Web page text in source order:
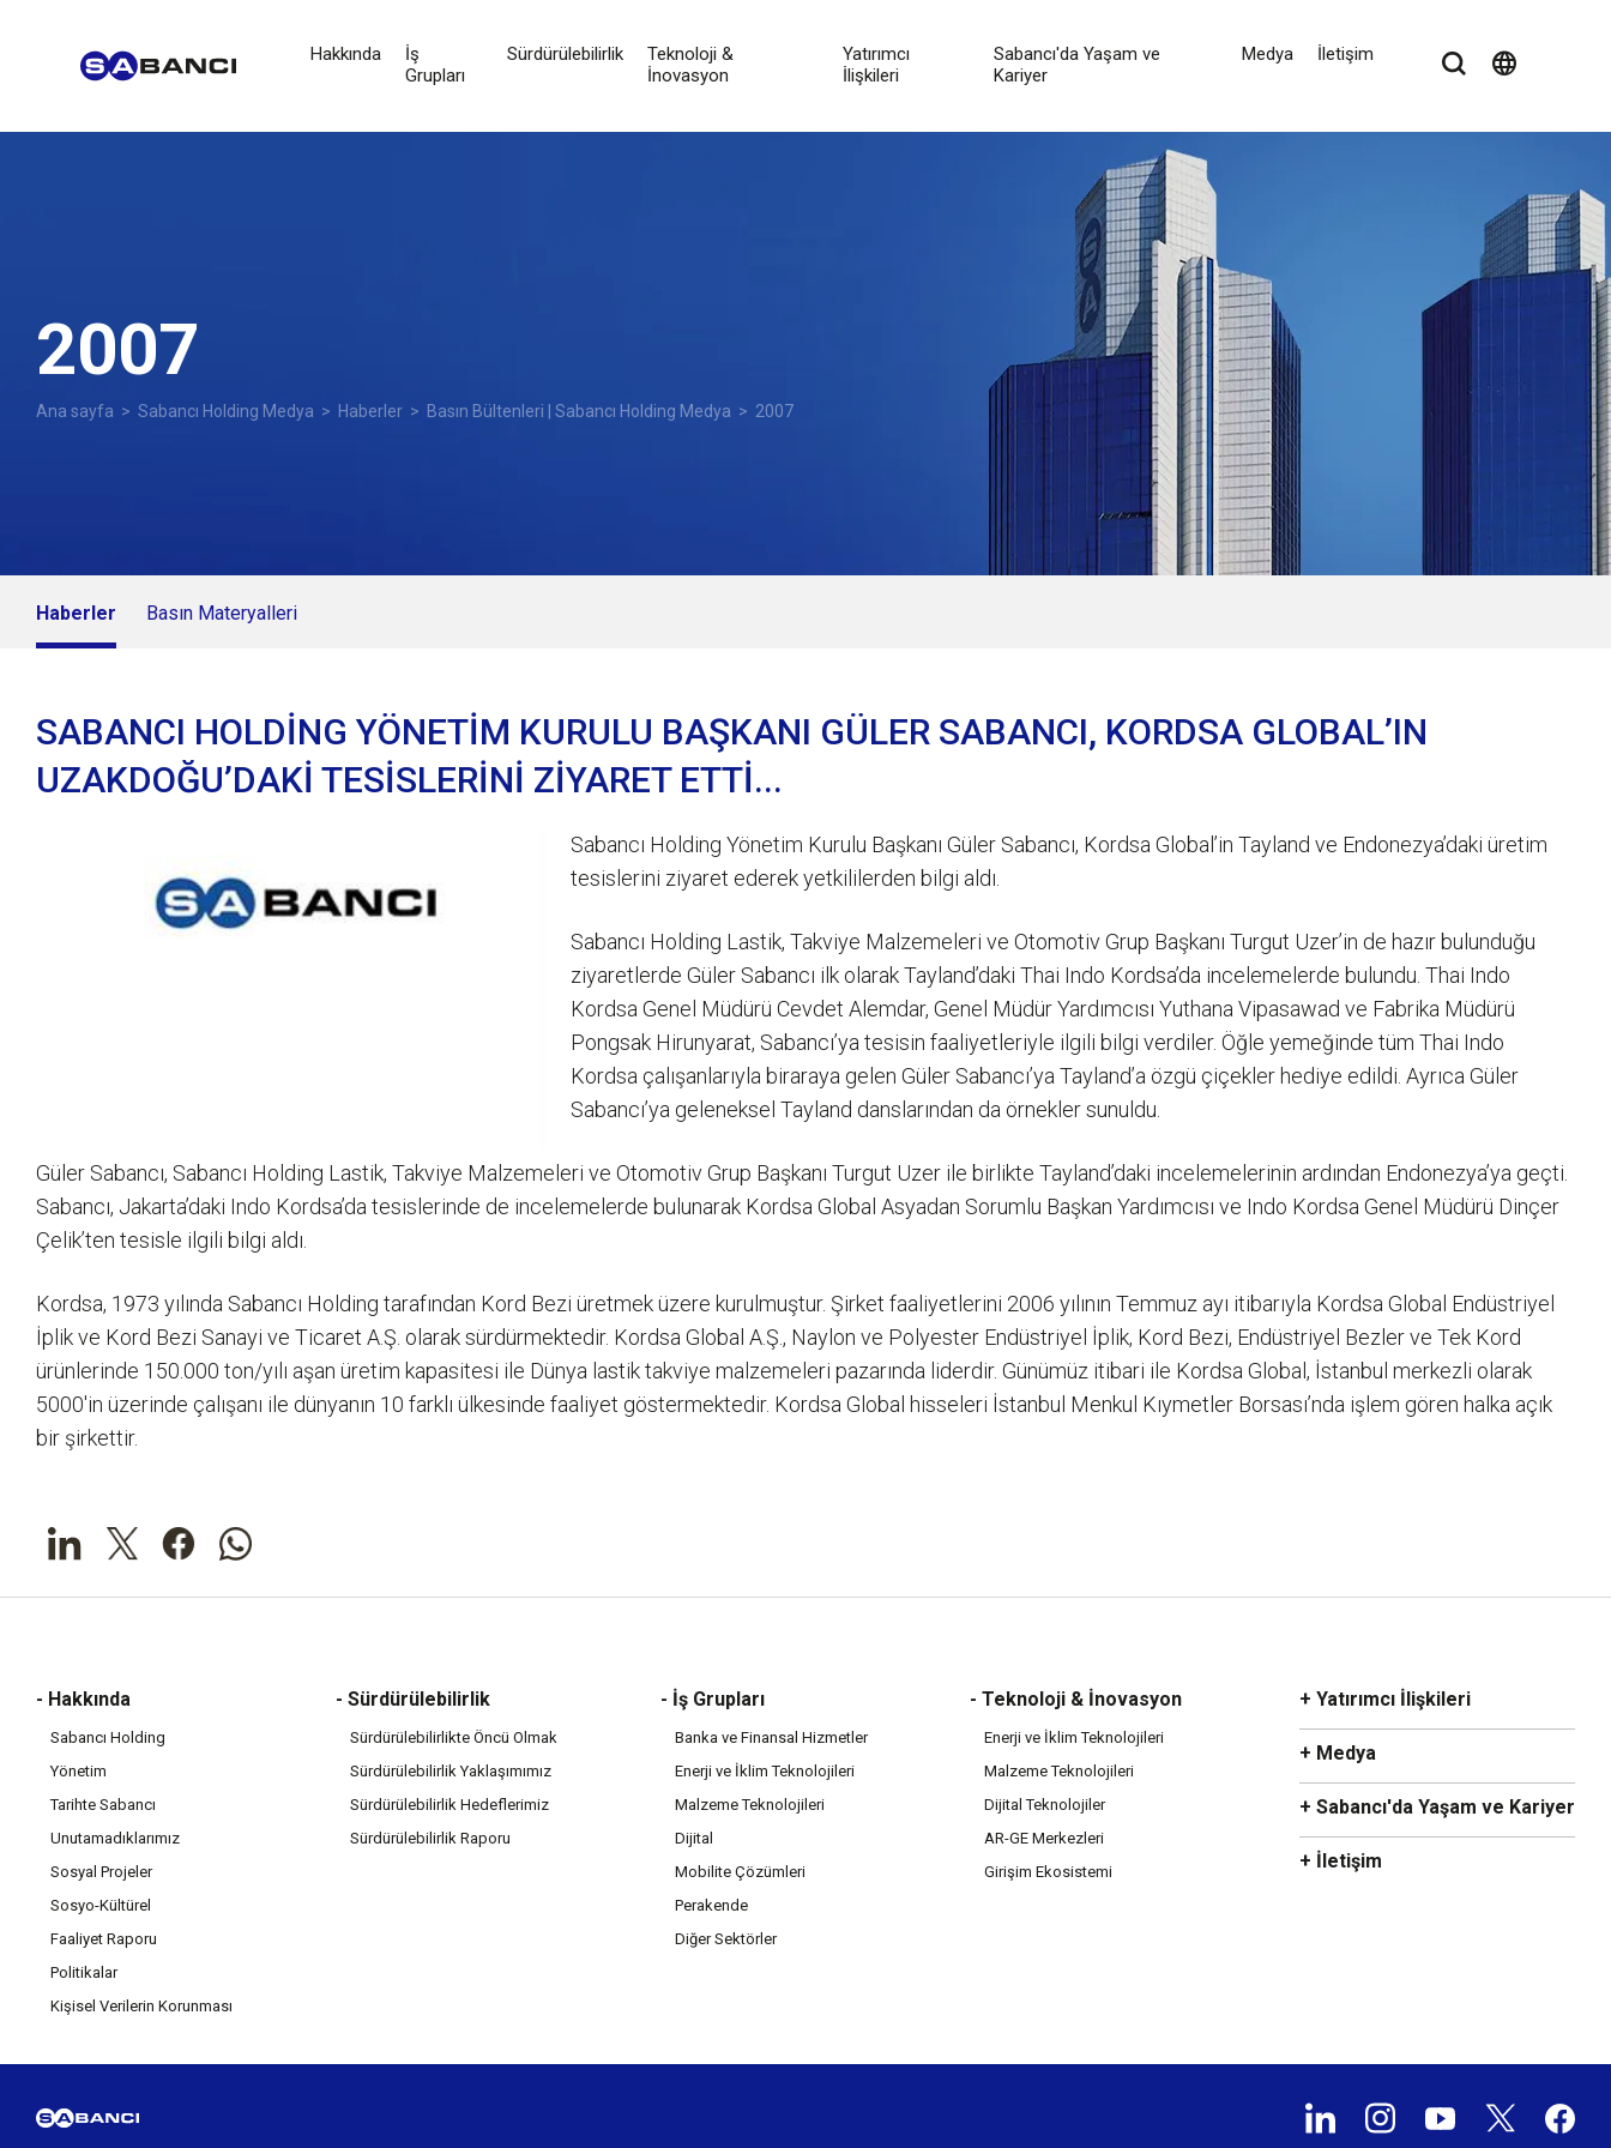
Hakkında
İş
Grupları
Sürdürülebilirlik
Teknoloji &
İnovasyon
Yatırımcı
İlişkileri
Sabancı'da Yaşam ve
Kariyer
Medya İletişim language
2007
Ana sayfa > Sabancı Holding Medya > Haberler > Basın Bültenleri | Sabancı Holding Medya > 2007
Haberler Basın Materyalleri
SABANCI HOLDİNG YÖNETİM KURULU BAŞKANI GÜLER SABANCI, KORDSA GLOBAL’IN
UZAKDOĞU’DAKİ TESİSLERİNİ ZİYARET ETTİ...
Sabancı Holding Yönetim Kurulu Başkanı Güler Sabancı, Kordsa Global’in Tayland ve Endonezya’daki üretim
tesislerini ziyaret ederek yetkililerden bilgi aldı.
Sabancı Holding Lastik, Takviye Malzemeleri ve Otomotiv Grup Başkanı Turgut Uzer’in de hazır bulunduğu
ziyaretlerde Güler Sabancı ilk olarak Tayland’daki Thai Indo Kordsa’da incelemelerde bulundu. Thai Indo
Kordsa Genel Müdürü Cevdet Alemdar, Genel Müdür Yardımcısı Yuthana Vipasawad ve Fabrika Müdürü
Pongsak Hirunyarat, Sabancı’ya tesisin faaliyetleriyle ilgili bilgi verdiler. Öğle yemeğinde tüm Thai Indo
Kordsa çalışanlarıyla biraraya gelen Güler Sabancı’ya Tayland’a özgü çiçekler hediye edildi. Ayrıca Güler
Sabancı’ya geleneksel Tayland danslarından da örnekler sunuldu.
Güler Sabancı, Sabancı Holding Lastik, Takviye Malzemeleri ve Otomotiv Grup Başkanı Turgut Uzer ile birlikte Tayland’daki incelemelerinin ardından Endonezya’ya geçti.
Sabancı, Jakarta’daki Indo Kordsa’da tesislerinde de incelemelerde bulunarak Kordsa Global Asyadan Sorumlu Başkan Yardımcısı ve Indo Kordsa Genel Müdürü Dinçer
Çelik’ten tesisle ilgili bilgi aldı.
Kordsa, 1973 yılında Sabancı Holding tarafından Kord Bezi üretmek üzere kurulmuştur. Şirket faaliyetlerini 2006 yılının Temmuz ayı itibarıyla Kordsa Global Endüstriyel
İplik ve Kord Bezi Sanayi ve Ticaret A.Ş. olarak sürdürmektedir. Kordsa Global A.Ş., Naylon ve Polyester Endüstriyel İplik, Kord Bezi, Endüstriyel Bezler ve Tek Kord
ürünlerinde 150.000 ton/yılı aşan üretim kapasitesi ile Dünya lastik takviye malzemeleri pazarında liderdir. Günümüz itibari ile Kordsa Global, İstanbul merkezli olarak
5000'in üzerinde çalışanı ile dünyanın 10 farklı ülkesinde faaliyet göstermektedir. Kordsa Global hisseleri İstanbul Menkul Kıymetler Borsası’nda işlem gören halka açık
bir şirkettir.
- Hakkında
Sabancı Holding
Yönetim
Tarihte Sabancı
Unutamadıklarımız
Sosyal Projeler
Sosyo-Kültürel
Faaliyet Raporu
Politikalar
Kişisel Verilerin Korunması
- Sürdürülebilirlik
Sürdürülebilirlikte Öncü Olmak
Sürdürülebilirlik Yaklaşımımız
Sürdürülebilirlik Hedeflerimiz
Sürdürülebilirlik Raporu
- İş Grupları
Banka ve Finansal Hizmetler
Enerji ve İklim Teknolojileri
Malzeme Teknolojileri
Dijital
Mobilite Çözümleri
Perakende
Diğer Sektörler
- Teknoloji & İnovasyon
Enerji ve İklim Teknolojileri
Malzeme Teknolojileri
Dijital Teknolojiler
AR-GE Merkezleri
Girişim Ekosistemi
+ Yatırımcı İlişkileri
+ Medya
+ Sabancı'da Yaşam ve Kariyer
+ İletişim